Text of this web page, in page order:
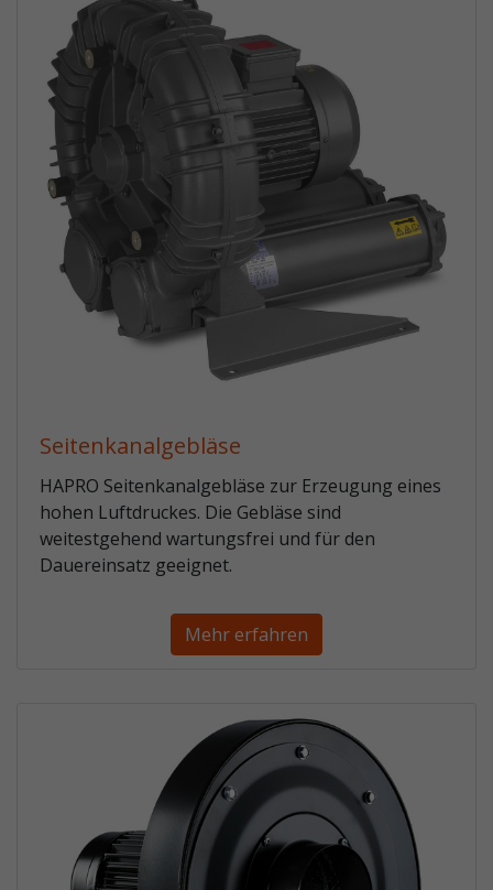
Seitenkanalgebläse
HAPRO Seitenkanalgebläse zur Erzeugung eines
hohen Luftdruckes. Die Gebläse sind
weitestgehend wartungsfrei und für den
Dauereinsatz geeignet.
Mehr erfahren